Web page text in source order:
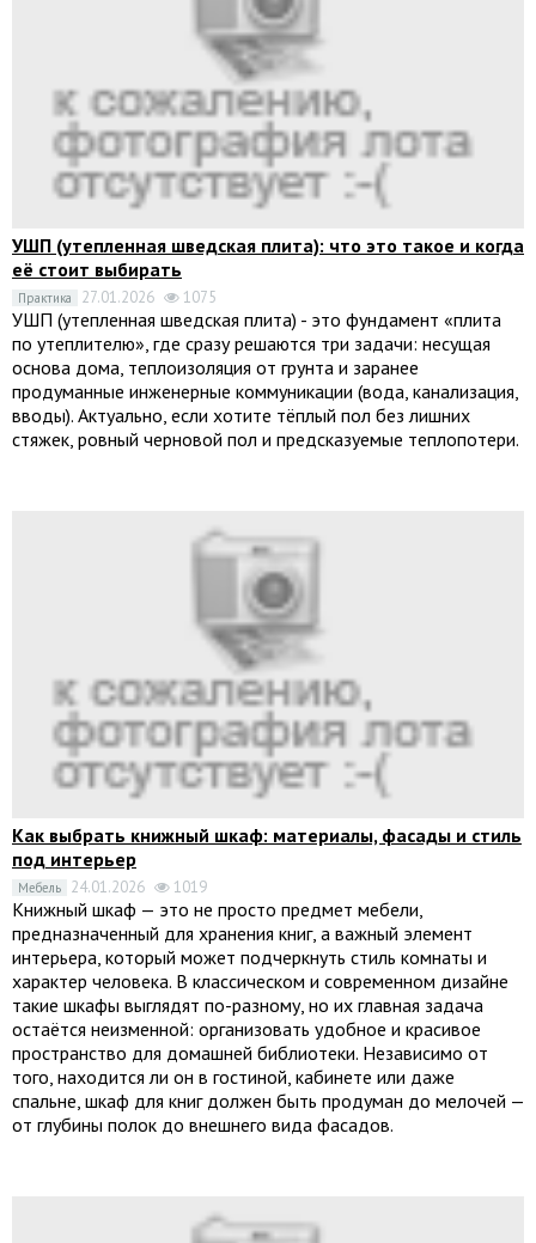
УШП (утепленная шведская плита): что это такое и когда
её стоит выбирать
Практика 27.01.2026 1075
УШП (утепленная шведская плита) - это фундамент «плита
по утеплителю», где сразу решаются три задачи: несущая
основа дома, теплоизоляция от грунта и заранее
продуманные инженерные коммуникации (вода, канализация,
вводы). Актуально, если хотите тёплый пол без лишних
стяжек, ровный черновой пол и предсказуемые теплопотери.
Как выбрать книжный шкаф: материалы, фасады и стиль
под интерьер
Мебель 24.01.2026 1019
Книжный шкаф — это не просто предмет мебели,
предназначенный для хранения книг, а важный элемент
интерьера, который может подчеркнуть стиль комнаты и
характер человека. В классическом и современном дизайне
такие шкафы выглядят по-разному, но их главная задача
остаётся неизменной: организовать удобное и красивое
пространство для домашней библиотеки. Независимо от
того, находится ли он в гостиной, кабинете или даже
спальне, шкаф для книг должен быть продуман до мелочей —
от глубины полок до внешнего вида фасадов.